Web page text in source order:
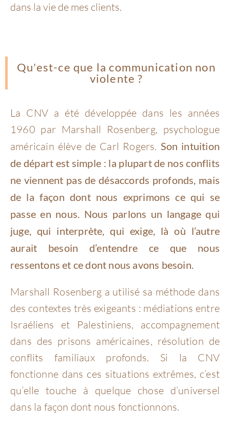
dans la vie de mes clients.
Qu'est-ce que la communication non
violente ?
La CNV a été développée dans les années
1960 par Marshall Rosenberg, psychologue
américain élève de Carl Rogers. Son intuition
de départ est simple : la plupart de nos conflits
ne viennent pas de désaccords profonds, mais
de la façon dont nous exprimons ce qui se
passe en nous. Nous parlons un langage qui
juge, qui interprète, qui exige, là où l’autre
aurait besoin d’entendre ce que nous
ressentons et ce dont nous avons besoin.
Marshall Rosenberg a utilisé sa méthode dans
des contextes très exigeants : médiations entre
Israéliens et Palestiniens, accompagnement
dans des prisons américaines, résolution de
conflits familiaux profonds. Si la CNV
fonctionne dans ces situations extrêmes, c’est
qu’elle touche à quelque chose d’universel
dans la façon dont nous fonctionnons.